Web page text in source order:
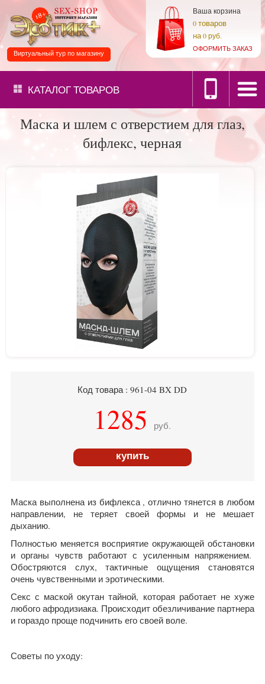
Ваша корзина
0товаров
на0 руб.
ОФОРМИТЬ ЗАКАЗ
Виртуальный тур по магазину
КАТАЛОГТОВАРОВ
Маска и шлем с отверстием для глаз,
бифлекс, черная
Код товара : 961-04 BX DD
1285 руб.
купить
Маска выполнена из бифлекса , отлично тянется в любом
направлении, не теряет своей формы и не мешает
дыханию.
Полностью меняется восприятие окружающей обстановки
и органы чувств работают с усиленным напряжением.
Обостряются слух, тактичные ощущения становятся
очень чувственными и эротическими.
Секс с маской окутан тайной, которая работает не хуже
любого афродизиака. Происходит обезличивание партнера
и гораздо проще подчинить его своей воле.
Советы по уходу: